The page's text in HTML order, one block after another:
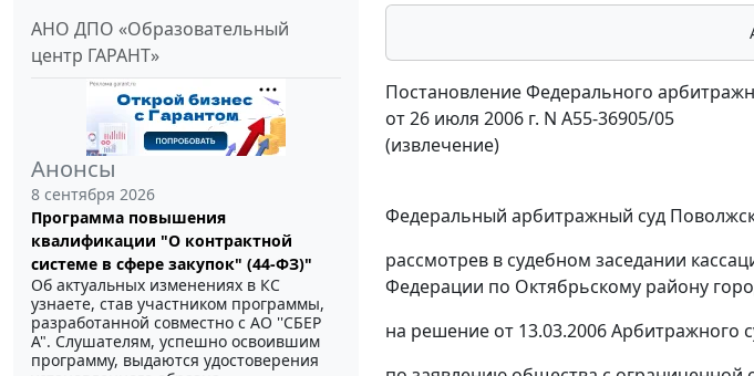
АНО ДПО «Образовательный
центр ГАРАНТ»
Анонсы
8 сентября 2026
Программа повышения
квалификации "О контрактной
системе в сфере закупок" (44-ФЗ)"
Об актуальных изменениях в КС
узнаете, став участником программы,
разработанной совместно с АО ''СБЕР
А". Слушателям, успешно освоившим
программу, выдаются удостоверения
Постановление Федерального
от 26 июля 2006 г. N А55-36905/05
(извлечение)
Федеральный арбитражный суд
рассмотрев в судебном заседании
Федерации по Октябрьскому району
на решение от 13.03.2006 Арбитражного